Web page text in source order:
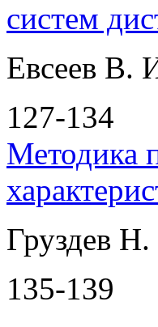
систем
Евсеев
127-134
Методика
Груздев
135-139